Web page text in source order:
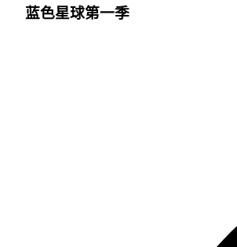
蓝色星球第一季